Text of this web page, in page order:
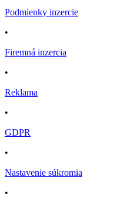
Podmienky inzercie
•
Firemná inzercia
•
Reklama
•
GDPR
•
Nastavenie súkromia
•